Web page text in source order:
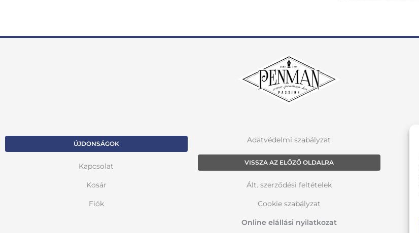
ÚJDONSÁGOK
Kapcsolat
Kosár
Fiók
Adatvédelmi szabályzat
VISSZA AZ ELŐZŐ OLDALRA
Ált. szerződési feltételek
Cookie szabályzat
Online elállási nyilatkozat